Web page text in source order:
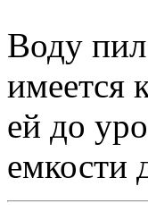
Воду
имеется
ей до
емкости